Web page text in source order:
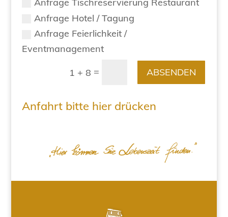
Anfrage Hotel / Tagung
Anfrage Feierlichkeit /
Eventmanagement
1 + 8 = ABSENDEN
Anfahrt bitte hier drücken